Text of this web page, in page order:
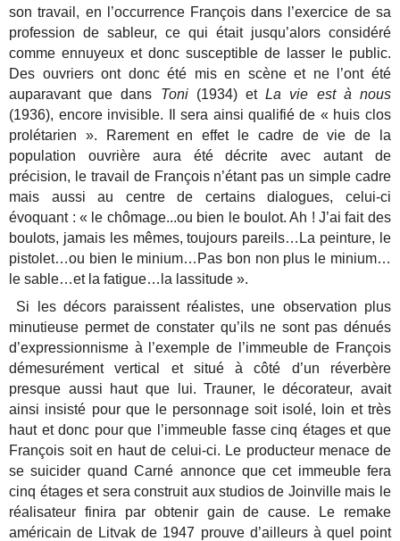
son travail, en l’occurrence François dans l’exercice de sa
profession de sableur, ce qui était jusqu’alors considéré
comme ennuyeux et donc susceptible de lasser le public.
Des ouvriers ont donc été mis en scène et ne l’ont été
auparavant que dans Toni(1934) etLa vie est à nous
(1936), encore invisible. Il sera ainsi qualifié de « huis clos
prolétarien ». Rarement en effet le cadre de vie de la
population ouvrière aura été décrite avec autant de
précision, le travail de François n’étant pas un simple cadre
mais aussi au centre de certains dialogues, celui-ci
évoquant : « le chômage...ou bien le boulot. Ah ! J’ai fait des
boulots, jamais les mêmes, toujours pareils…La peinture, le
pistolet…ou bien le minium…Pas bon non plus le minium…
le sable…et la fatigue…la lassitude ».
Si les décors paraissent réalistes, une observation plus
minutieuse permet de constater qu’ils ne sont pas dénués
d’expressionnisme à l’exemple de l’immeuble de François
démesurément vertical et situé à côté d’un réverbère
presque aussi haut que lui. Trauner, le décorateur, avait
ainsi insisté pour que le personnage soit isolé, loin et très
haut et donc pour que l’immeuble fasse cinq étages et que
François soit en haut de celui-ci. Le producteur menace de
se suicider quand Carné annonce que cet immeuble fera
cinq étages et sera construit aux studios de Joinville mais le
réalisateur finira par obtenir gain de cause. Le remake
américain de Litvak de 1947 prouve d’ailleurs à quel point